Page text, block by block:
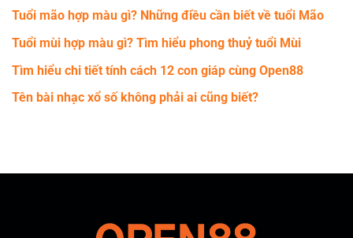
Tuổi mão hợp màu gì? Những điều cần biết về tuổi Mão
Tuổi mùi hợp màu gì? Tìm hiểu phong thuỷ tuổi Mùi
Tìm hiểu chi tiết tính cách 12 con giáp cùng Open88
Tên bài nhạc xổ số không phải ai cũng biết?